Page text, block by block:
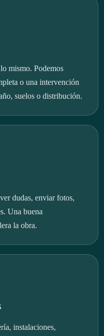
mismo. Podemos
o una intervención
suelos o distribución.
dudas, enviar fotos,
Una buena
la obra.
instalaciones,